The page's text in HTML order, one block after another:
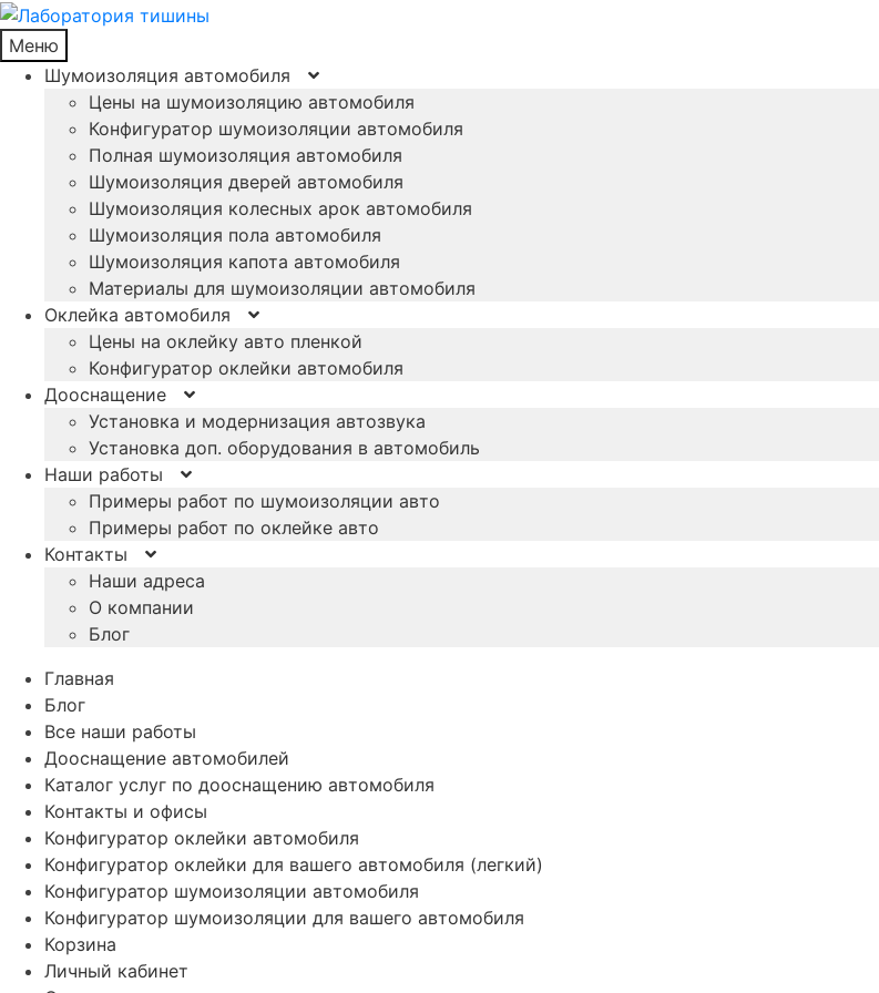
Меню
Шумоизоляция автомобиля
Цены на шумоизоляцию автомобиля
Конфигуратор шумоизоляции автомобиля
Полная шумоизоляция автомобиля
Шумоизоляция дверей автомобиля
Шумоизоляция колесных арок автомобиля
Шумоизоляция пола автомобиля
Шумоизоляция капота автомобиля
Материалы для шумоизоляции автомобиля
Оклейка автомобиля
Цены на оклейку авто пленкой
Конфигуратор оклейки автомобиля
Дооснащение
Установка и модернизация автозвука
Установка доп. оборудования в автомобиль
Наши работы
Примеры работ по шумоизоляции авто
Примеры работ по оклейке авто
Контакты
Наши адреса
О компании
Блог
Главная
Блог
Все наши работы
Дооснащение автомобилей
Каталог услуг по дооснащению автомобиля
Контакты и офисы
Конфигуратор оклейки автомобиля
Конфигуратор оклейки для вашего автомобиля (легкий)
Конфигуратор шумоизоляции автомобиля
Конфигуратор шумоизоляции для вашего автомобиля
Корзина
Личный кабинет